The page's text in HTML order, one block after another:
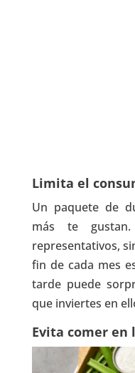
Limita el
Un paquete de
más te
representativos,
fin de cada mes
tarde puede
que inviertes en
Evita comer en